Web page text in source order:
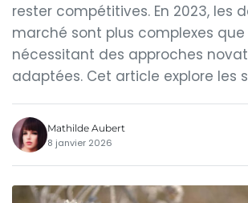
rester compétitives. En 2023, les
marché sont plus complexes
nécessitant des approches
adaptées. Cet article explore les
Mathilde Aubert
8 janvier 2026